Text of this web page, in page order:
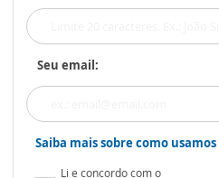
Seu email:
Saiba mais sobre como usamos
Li e concordo com o